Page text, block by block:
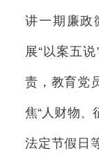
讲一期廉政
展“以案五
责，教育党
焦“人财物、
法定节假日